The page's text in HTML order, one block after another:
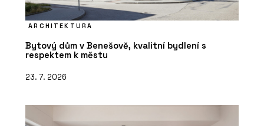
ARCHITEKTURA
Bytový dům v Benešově, kvalitní bydlení s
respektem k městu
23. 7. 2026